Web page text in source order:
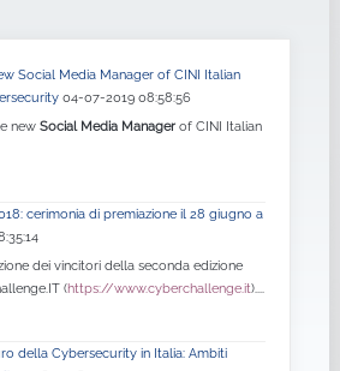
Social Media Manager of CINI Italian
04-07-2019 08:58:56
new Social Media Managerof CINI Italian
cerimonia di premiazione il 28 giugno a
dei vincitori della seconda edizione
(https://www.cyberchallenge.it)....
della Cybersecurity in Italia: Ambiti